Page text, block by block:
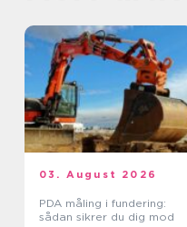
03. August 2026
PDA måling i fundering:
sådan sikrer du dig mod